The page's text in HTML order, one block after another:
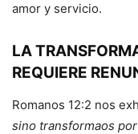
amor y servicio.
LA
REQUIERE
Romanos 12:2 nos
sino transformaos